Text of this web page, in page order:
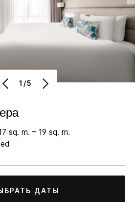
1/5
sq. m. – 19 sq. m.
ДАТЫ